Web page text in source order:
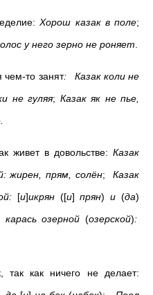
Хорош казак в поле;
у него зерно не роняет
чем-то занят: Казак коли не
не гуляя; Казак як не пье,
живет в довольстве: Казак
жирен, прям, солён;Казак
[и]икрян ([и] прян) и(да)
озерной (озерской):
так как ничего не делает: